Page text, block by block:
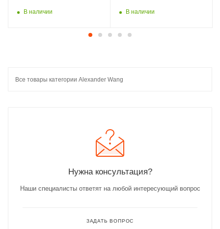
В наличии В наличии
Все товары категории Alexander Wang
Нужна консультация?
Наши специалисты ответят на любой интересующий вопрос
ЗАДАТЬ ВОПРОС